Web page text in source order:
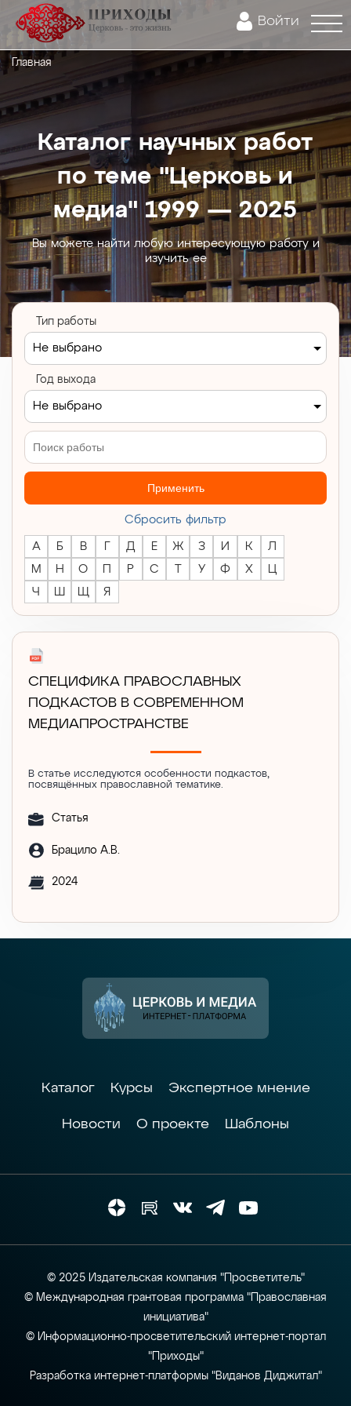
Войти
Главная
Каталог научных работ
по теме "Церковь и
медиа" 1999 — 2025
Вы можете найти любую интересующую работу и
изучить ее
Тип работы
Не выбрано
Год выхода
Не выбрано
Применить
Cбросить фильтр
А Б В Д Е Ж З И К
Л
М
Н О Р С У Ф Х
Ц
Ч
Ш Щ Я
СПЕЦИФИКА ПРАВОСЛАВНЫХ
ПОДКАСТОВ В СОВРЕМЕННОМ
МЕДИАПРОСТРАНСТВЕ
В статье исследуются особенности подкастов,
посвящённых православной тематике.
Статья
Брацило А.В.
2024
Каталог Курсы Экспертное мнение
Новости О проекте Шаблоны
© 2025 Издательская компания "Просветитель"
© Международная грантовая программа "Православная
инициатива"
© Информационно-просветительский интернет-портал
"Приходы"
Разработка интернет-платформы "Виданов Диджитал"